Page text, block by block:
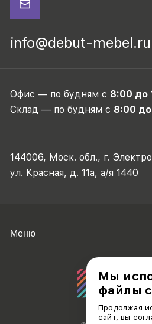
info@debut-mebel.ru
Офис — по будням с 8:00 до
Склад — по будням с 8:00
144006, Моск. обл., г.
ул. Красная, д. 11а, а/я 1440
Меню
Мы
файлы
Продолжая
сайт, вы